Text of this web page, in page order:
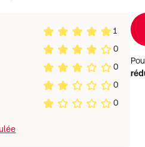
1
0
0
0
0